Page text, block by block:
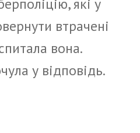
втрачені
вона.
у відповідь.